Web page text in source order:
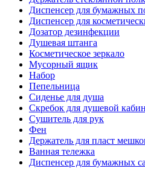
Диспенсер для бумажных
Диспенсер для
Дозатор дезинфекции
Душевая штанга
Косметическое зеркало
Мусорный ящик
Набор
Пепельница
Сиденье для душа
Скребок для душевой
Сушитель для рук
Фен
Держатель для пласт
Ванная тележка
Диспенсер для бумажных